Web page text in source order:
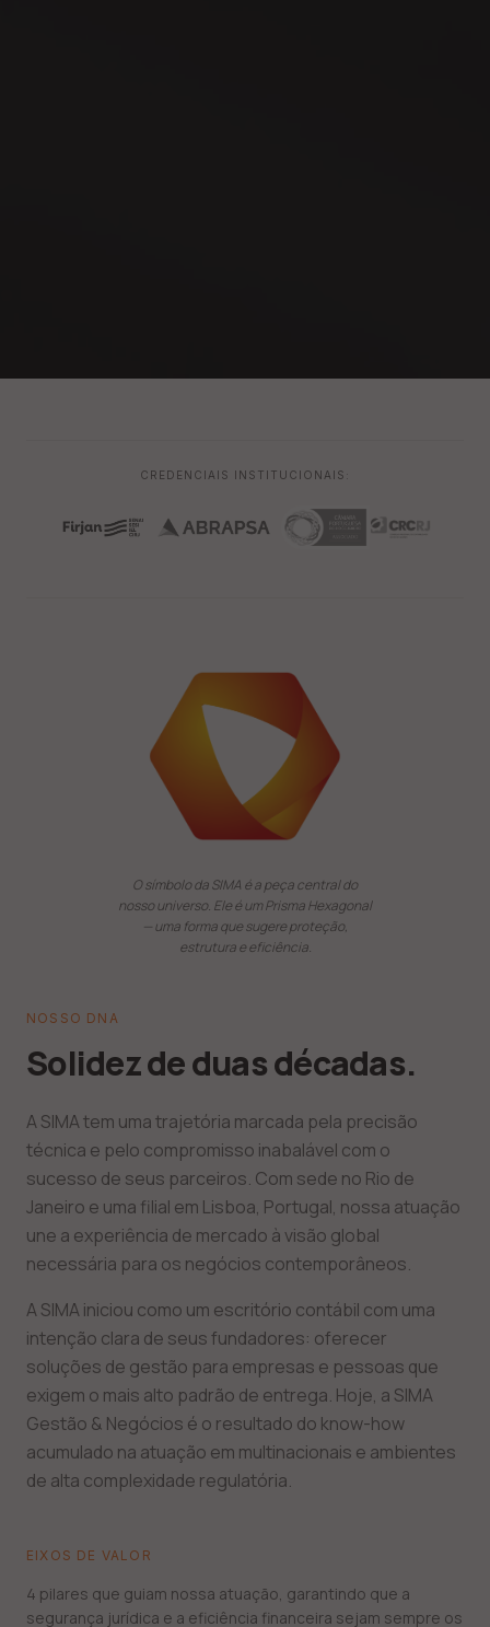
CREDENCIAIS INSTITUCIONAIS:
O símbolo da SIMA é a peça central do
nosso universo. Ele é um Prisma Hexagonal
— uma forma que sugere proteção,
estrutura e eficiência.
NOSSO DNA
Solidez de duas décadas.
A SIMA tem uma trajetória marcada pela precisão
técnica e pelo compromisso inabalável com o
sucesso de seus parceiros. Com sede no Rio de
Janeiro e uma filial em Lisboa, Portugal, nossa atuação
une a experiência de mercado à visão global
necessária para os negócios contemporâneos.
A SIMA iniciou como um escritório contábil com uma
intenção clara de seus fundadores: oferecer
soluções de gestão para empresas e pessoas que
exigem o mais alto padrão de entrega. Hoje, a SIMA
Gestão & Negócios é o resultado do know-how
acumulado na atuação em multinacionais e ambientes
de alta complexidade regulatória.
EIXOS DE VALOR
4 pilares que guiam nossa atuação, garantindo que a
segurança jurídica e a eficiência financeira sejam sempre os